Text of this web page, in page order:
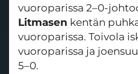
vuoroparissa 2–0-
Litmasen kentän
vuoroparissa. Toivola
vuoroparissa ja
5–0.